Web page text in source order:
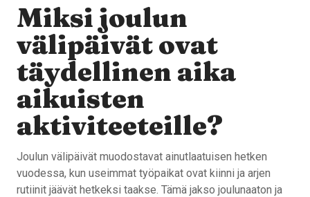
Miksi joulun
välipäivät ovat
täydellinen aika
aikuisten
aktiviteeteille?
Joulun välipäivät muodostavat ainutlaatuisen hetken
vuodessa, kun useimmat työpaikat ovat kiinni ja arjen
rutiinit jäävät hetkeksi taakse. Tämä jakso joulunaaton ja